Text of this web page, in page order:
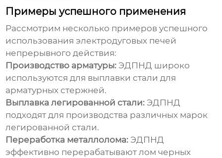
Примеры успешного применения
Рассмотрим несколько примеров успешного
использованияэлектродуговых печей
непрерывного действия:
Производство арматуры: ЭДПНД широко
используются для выплавки стали для
арматурных стержней.
Выплавка легированной стали: ЭДПНД
подходят для производства различных марок
легированной стали.
Переработка металлолома: ЭДПНД
эффективно перерабатывают лом черных